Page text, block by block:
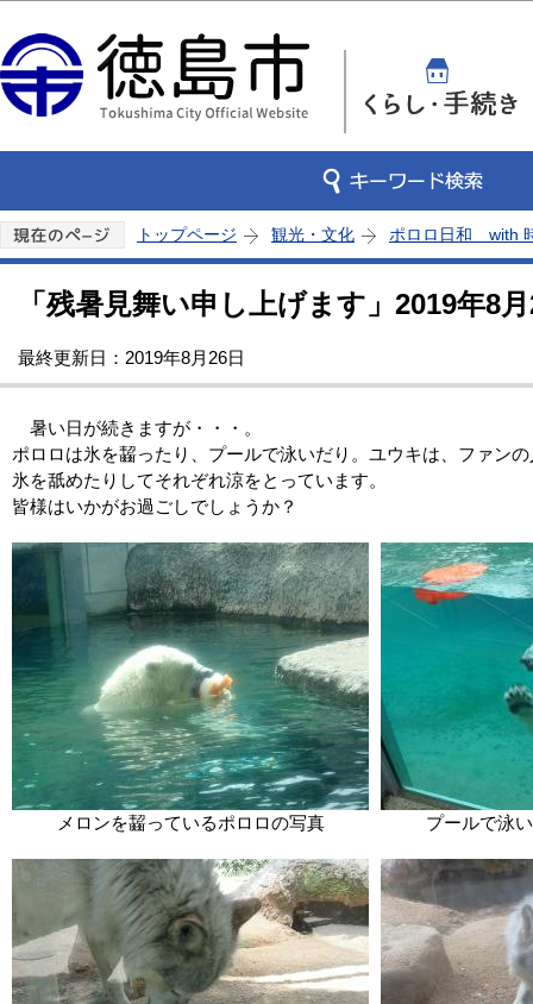
トップページ 観光・文化 ポロロ日和 with
「残暑見舞い申し上げます」2019年8
最終更新日：2019年8月26日
暑い日が続きますが・・・。
ポロロは氷を齧ったり、プールで泳いだり。ユウキは、ファン
氷を舐めたりしてそれぞれ涼をとっています。
皆様はいかがお過ごしでしょうか？
メロンを齧っているポロロの写真 プールで泳